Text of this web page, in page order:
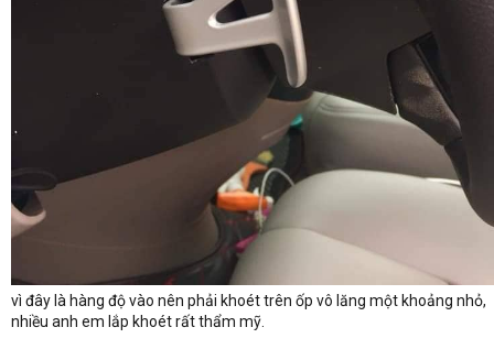
vì đây là hàng độ vào nên phải khoét trên ốp vô lăng một khoảng nhỏ,
nhiều anh em lắp khoét rất thẩm mỹ.